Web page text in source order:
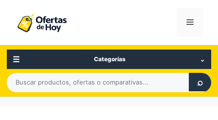
contenido
Menú
☰ Categorías ⌄
Buscar
productos,
⌕